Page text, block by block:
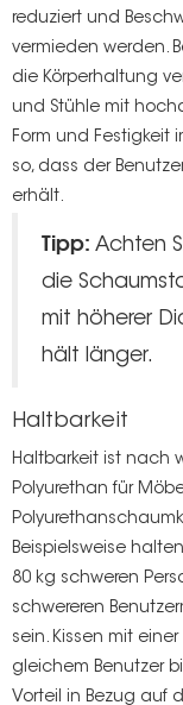
reduziert und
vermieden werden.
die Körperhaltung
und Stühle mit
Form und Festigkeit
so, dass der
erhält.
Tipp: Achten
die
mit höherer
hält länger.
Haltbarkeit
Haltbarkeit ist nach
Polyurethan für
Beispielsweise
80 kg schweren
schwereren
sein. Kissen mit
gleichem Benutzer
Vorteil in Bezug auf